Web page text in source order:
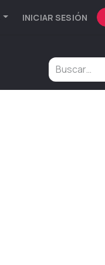
INICIAR SESIÓN